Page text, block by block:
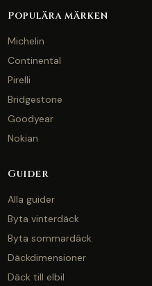
Populära märken
Michelin
Continental
Pirelli
Bridgestone
Goodyear
Nokian
Guider
Alla guider
Byta vinterdäck
Byta sommardäck
Däckdimensioner
Däck till elbil